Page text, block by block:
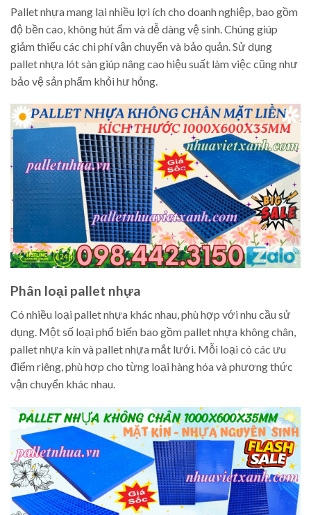
Pallet nhựa mang lại nhiều lợi ích cho doanh nghiệp, bao gồm
độ bền cao, không hút ẩm và dễ dàng vệ sinh. Chúng giúp
giảm thiểu các chi phí vận chuyển và bảo quản. Sử dụng
pallet nhựa lót sàn giúp nâng cao hiệu suất làm việc cũng như
bảo vệ sản phẩm khỏi hư hỏng.
Phân loại pallet nhựa
Có nhiều loại pallet nhựa khác nhau, phù hợp với nhu cầu sử
dụng. Một số loại phổ biến bao gồm pallet nhựa không chân,
pallet nhựa kín và pallet nhựa mắt lưới. Mỗi loại có các ưu
điểm riêng, phù hợp cho từng loại hàng hóa và phương thức
vận chuyển khác nhau.